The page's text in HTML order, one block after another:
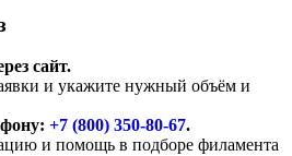
сайт.
и укажите нужный объём и
+7 (800) 350-80-67.
и помощь в подборе филамента